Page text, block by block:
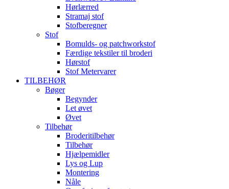
Hørlærred
Stramaj stof
Stofberegner
Stof
Bomulds- og patchworkstof
Færdige tekstiler til broderi
Hørstof
Stof Metervarer
TILBEHØR
Bøger
Begynder
Let øvet
Øvet
Tilbehør
Broderitilbehør
Tilbehør
Hjælpemidler
Lys og Lup
Montering
Nåle